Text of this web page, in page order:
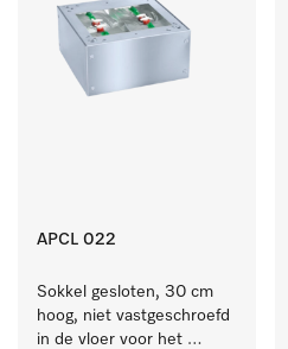
APCL 022
Sokkel gesloten, 30 cm
hoog, niet vastgeschroefd
in de vloer voor het